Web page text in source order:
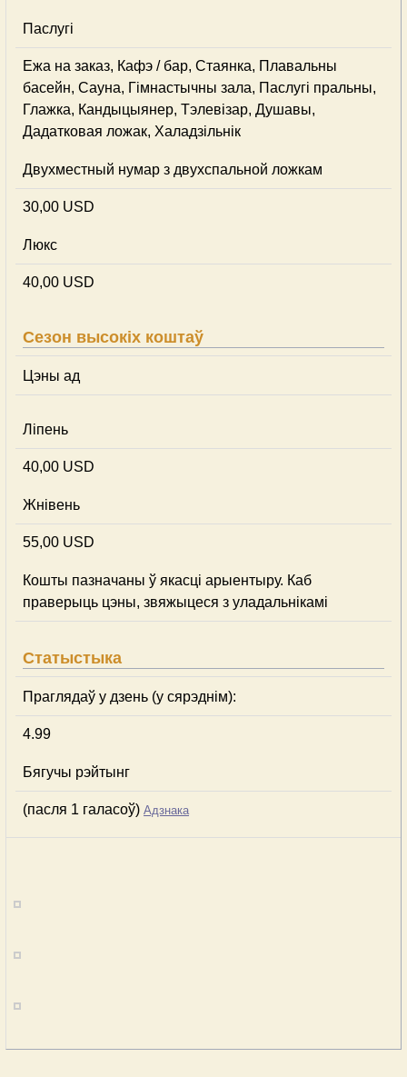
Паслугі
Ежа на заказ, Кафэ / бар, Стаянка, Плавальны
басейн, Сауна, Гімнастычны зала, Паслугі пральны,
Глажка, Кандыцыянер, Тэлевізар, Душавы,
Дадатковая ложак, Халадзільнік
Двухместный нумар з двухспальной ложкам
30,00 USD
Люкс
40,00 USD
Сезон высокіх коштаў
Цэны ад
Ліпень
40,00 USD
Жнівень
55,00 USD
Кошты пазначаны ў якасці арыентыру. Каб
праверыць цэны, звяжыцеся з уладальнікамі
Статыстыка
Праглядаў у дзень (у сярэднім):
4.99
Бягучы рэйтынг
(пасля 1 галасоў) Адзнака